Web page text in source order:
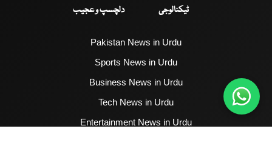
ٹیکنالوجی
دلچسپ و عجیب
Pakistan News in Urdu
Sports News in Urdu
Business News in Urdu
Tech News in Urdu
Entertainment News in Urdu